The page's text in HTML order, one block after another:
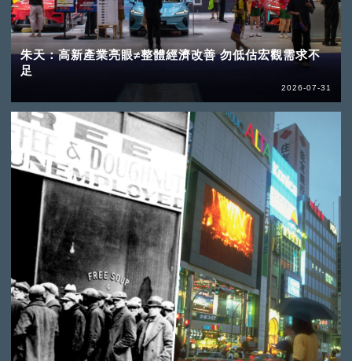
朱天：高新產業亮眼≠整體經濟改善 勿低估宏觀需求不
足
2026-07-31